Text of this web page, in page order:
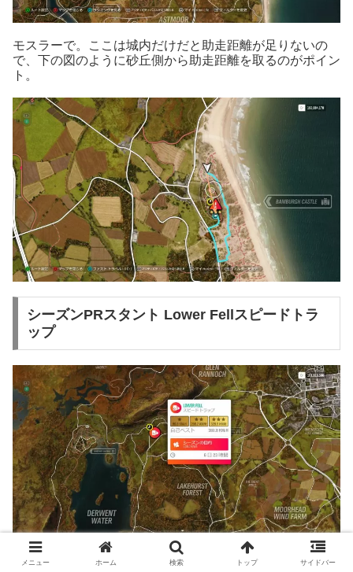
モスラーで。ここは城内だけだと助走距離が足りないの
で、下の図のように砂丘側から助走距離を取るのがポイン
ト。
シーズンPRスタント Lower Fellスピードトラ
ップ
メニュー ホーム 検索 トップ サイドバー